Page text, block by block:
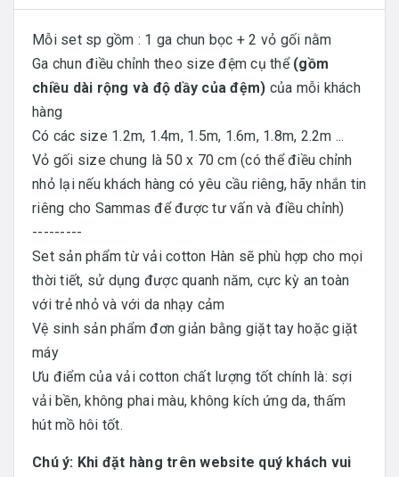
Mỗi set sp gồm : 1 ga chun bọc + 2 vỏ gối nằm
Ga chun điều chỉnh theo size đệm cụ thể (gồm
chiều dài rộng và độ dầy của đệm) của mỗi khách
hàng
Có các size 1.2m, 1.4m, 1.5m, 1.6m, 1.8m, 2.2m ...
Vỏ gối size chung là 50 x 70 cm (có thể điều chỉnh
nhỏ lại nếu khách hàng có yêu cầu riêng, hãy nhắn tin
riêng cho Sammas để được tư vấn và điều chỉnh)
---------
Set sản phẩm từ vải cotton Hàn sẽ phù hợp cho mọi
thời tiết, sử dụng được quanh năm, cực kỳ an toàn
với trẻ nhỏ và với da nhạy cảm
Vệ sinh sản phẩm đơn giản bằng giặt tay hoặc giặt
máy
Ưu điểm của vải cotton chất lượng tốt chính là: sợi
vải bền, không phai màu, không kích ứng da, thấm
hút mồ hôi tốt.
Chú ý: Khi đặt hàng trên website quý khách vui